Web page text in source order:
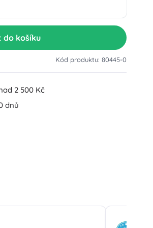
do košíku
Kód produktu: 80445-0
2 500 Kč
dnů